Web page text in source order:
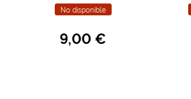
No disponible
9,00 €